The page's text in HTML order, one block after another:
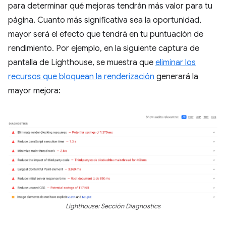
para determinar qué mejoras tendrán más valor para tu
página. Cuanto más significativa sea la oportunidad,
mayor será el efecto que tendrá en tu puntuación de
rendimiento. Por ejemplo, en la siguiente captura de
pantalla de Lighthouse, se muestra que eliminar los
recursos que bloquean la renderización generará la
mayor mejora:
Lighthouse: Sección Diagnostics